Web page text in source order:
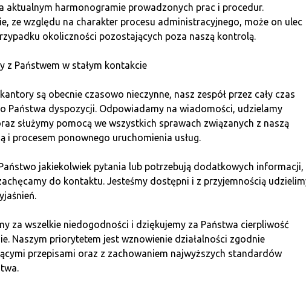
pytania (Aktualizacja 2026)
Nie. W 2026 roku, w trosce o bezpieczeństwo
gotówkę. To jedyna metoda, która całkowicie odcina Twoje
Wszystkie nasze kantory są wymienione na stronie głównej
stale rośnie, abyś zawsze miał punkt Quark blisko siebie.
przed wizytą?
Nie. W Quarku nie tworzysz stałego
niezależnie. To oszczędność czasu i większe
roku?
Tak, transakcje w naszych kantorach są w pełni legalne.
procedury bezpieczeństwa i weryfikacji tożsamości
Oprócz Bitcoina (BTC), w naszych kantorach kupisz
kryptowaluty.
aktualnym harmonogramie prowadzonych prac i procedur.
ze względu na charakter procesu administracyjnego, może on ulec
okoliczności pozostających poza naszą kontrolą.
z Państwem w stałym kontakcie
są obecnie czasowo nieczynne, nasz zespół przez cały czas
Państwa dyspozycji. Odpowiadamy na wiadomości, udzielamy
służymy pomocą we wszystkich sprawach związanych z naszą
i procesem ponownego uruchomienia usług.
jakiekolwiek pytania lub potrzebują dodatkowych informacji,
do kontaktu. Jesteśmy dostępni i z przyjemnością
za wszelkie niedogodności i dziękujemy za Państwa cierpliwość
Naszym priorytetem jest wznowienie działalności zgodnie
przepisami oraz z zachowaniem najwyższych standardów